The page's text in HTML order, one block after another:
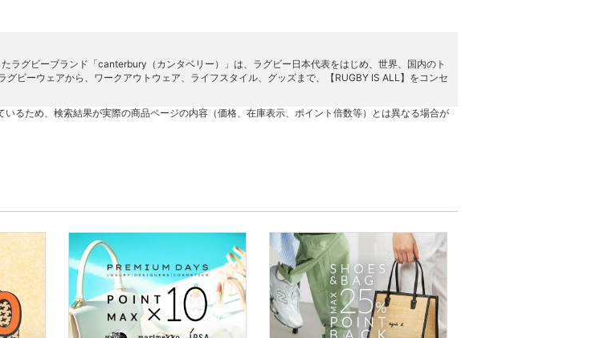
ラグビーブランド「canterbury（カンタベリー）」は、ラグビー日本代表をはじめ、世界、国内のト
グビーウェアから、ワークアウトウェア、ライフスタイル、グッズまで、【RUGBY IS ALL】をコンセ
るため、検索結果が実際の商品ページの内容（価格、在庫表示、ポイント倍数等）とは異なる場合が